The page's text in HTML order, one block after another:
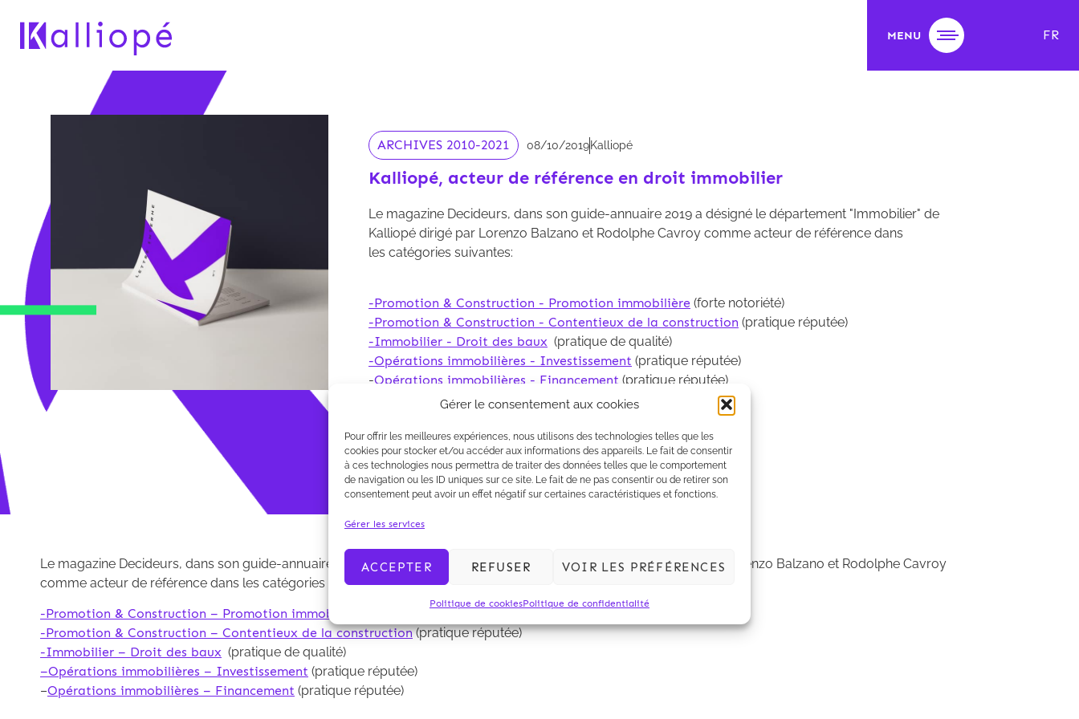
Gérer le consentement aux cookies
Pour offrir les meilleures expériences, nous utilisons des technologies telles que les
cookies pour stocker et/ou accéder aux informations des appareils. Le fait de consentir
à ces technologies nous permettra de traiter des données telles que le comportement
de navigation ou les ID uniques sur ce site. Le fait de ne pas consentir ou de retirer son
consentement peut avoir un effet négatif sur certaines caractéristiques et fonctions.
Gérer les services
ACCEPTER REFUSER VOIR LES PRÉFÉRENCES
Politique de cookiesPolitique de confidentialité
MENU FR
ARCHIVES 2010-2021 08/10/2019Kalliopé
Kalliopé, acteur de référence en droit immobilier
Le magazine Decideurs, dans son guide-annuaire 2019 a désigné le département "Immobilier" de
Kalliopé dirigé par Lorenzo Balzano et Rodolphe Cavroy comme acteur de référence dans
les catégories suivantes:
-Promotion & Construction - Promotion immobilière (forte notoriété)
-Promotion & Construction - Contentieux de la construction (pratique réputée)
-Immobilier - Droit des baux (pratique de qualité)
-Opérations immobilières - Investissement (pratique réputée)
-Opérations immobilières - Financement (pratique réputée)
Le magazine Decideurs, dans son guide-annuaire 2019 a désigné le département "Immobilier" de Kalliopé dirigé par Lorenzo Balzano et Rodolphe Cavroy
comme acteur de référence dans les catégories suivantes:
-Promotion & Construction – Promotion immobilière
(forte notoriété)
-Promotion & Construction – Contentieux de la construction(pratique réputée)
-Immobilier – Droit des baux (pratique de qualité)
–Opérations immobilières – Investissement (pratique réputée)
–Opérations immobilières – Financement (pratique réputée)